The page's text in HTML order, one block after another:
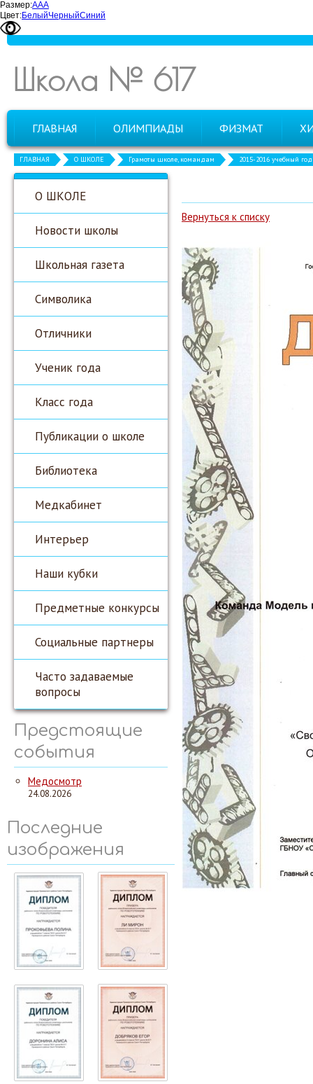
Размер:ААА
Цвет:БелыйЧерныйСиний
Школа № 617
ГЛАВНАЯ ОЛИМПИАДЫ ФИЗМАТ
ГЛАВНАЯ О ШКОЛЕ Грамоты школе, командам 2015-2016 учебный год
О ШКОЛЕ
Новости школы
Школьная газета
Символика
Отличники
Ученик года
Класс года
Публикации о школе
Библиотека
Медкабинет
Интерьер
Наши кубки
Предметные конкурсы
Социальные партнеры
Часто задаваемые
вопросы
Предстоящие
события
Медосмотр
24.08.2026
Последние
изображения
Вернуться к списку